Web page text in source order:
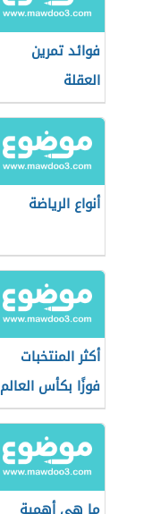
فوائد تمرين
العقلة
أنواع الرياضة
أكثر المنتخبات
فوزًا بكأس العالم